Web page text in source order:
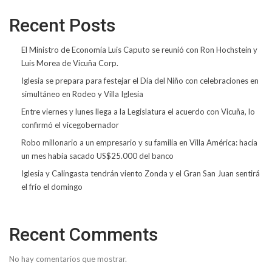
Recent Posts
El Ministro de Economía Luis Caputo se reunió con Ron Hochstein y
Luis Morea de Vicuña Corp.
Iglesia se prepara para festejar el Día del Niño con celebraciones en
simultáneo en Rodeo y Villa Iglesia
Entre viernes y lunes llega a la Legislatura el acuerdo con Vicuña, lo
confirmó el vicegobernador
Robo millonario a un empresario y su familia en Villa América: hacía
un mes había sacado US$25.000 del banco
Iglesia y Calingasta tendrán viento Zonda y el Gran San Juan sentirá
el frío el domingo
Recent Comments
No hay comentarios que mostrar.